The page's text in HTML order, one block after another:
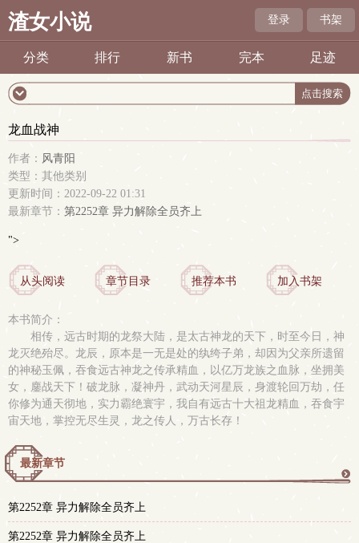
渣女小说 登录 书架
分类 排行 新书 完本 足迹
龙血战神
作者： 风青阳
类型：其他类别
更新时间：2022-09-22 01:31
最新章节： 第2252章 异力解除全员齐上
">
从头阅读 章节目录 推荐本书 加入书架
本书简介：
相传，远古时期的龙祭大陆，是太古神龙的天下，时至今日，神
龙灭绝殆尽。龙辰，原本是一无是处的纨绔子弟，却因为父亲所遗留
的神秘玉佩，吞食远古神龙之传承精血，以亿万龙族之血脉，坐拥美
女，鏖战天下！破龙脉，凝神丹，武动天河星辰，身渡轮回万劫，任
你修为通天彻地，实力霸绝寰宇，我自有远古十大祖龙精血，吞食宇
宙天地，掌控无尽生灵，龙之传人，万古长存！
最新章节
第2252章 异力解除全员齐上
第2252章 异力解除全员齐上